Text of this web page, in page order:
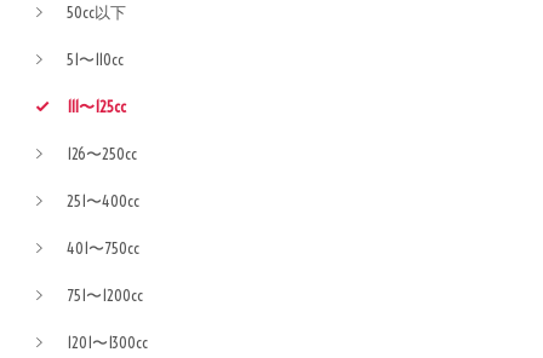
50cc以下
51〜110cc
111〜125cc
126〜250cc
251〜400cc
401〜750cc
751〜1200cc
1201〜1300cc